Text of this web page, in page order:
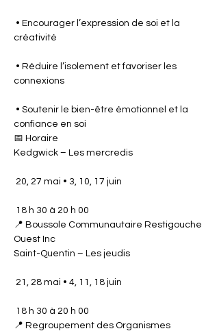
• Encourager l’expression de soi et la
créativité
• Réduire l’isolement et favoriser les
connexions
• Soutenir le bien-être émotionnel et la
confiance en soi
📅 Horaire
Kedgwick – Les mercredis
20, 27 mai • 3, 10, 17 juin
18 h 30 à 20 h 00
📍 Boussole Communautaire Restigouche
Ouest Inc
Saint-Quentin – Les jeudis
21, 28 mai • 4, 11, 18 juin
18 h 30 à 20 h 00
📍 Regroupement des Organismes